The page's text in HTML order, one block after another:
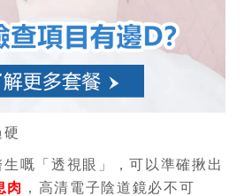
嘅「透視眼」，可以準確揪出
肉 ，高清電子陰道鏡必不可